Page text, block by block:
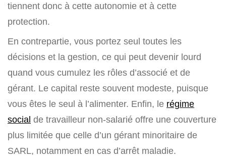
tiennent donc à cette autonomie et à cette
protection.
En contrepartie, vous portez seul toutes les
décisions et la gestion, ce qui peut devenir lourd
quand vous cumulez les rôles d’associé et de
gérant. Le capital reste souvent modeste, puisque
vous êtes le seul à l’alimenter. Enfin, le régime
social de travailleur non-salarié offre une couverture
plus limitée que celle d’un gérant minoritaire de
SARL, notamment en cas d’arrêt maladie.